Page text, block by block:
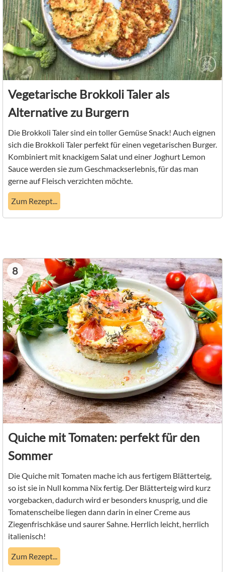
Vegetarische Brokkoli Taler als
Alternative zu Burgern
Die Brokkoli Taler sind ein toller Gemüse Snack! Auch eignen
sich die Brokkoli Taler perfekt für einen vegetarischen Burger.
Kombiniert mit knackigem Salat und einer Joghurt Lemon
Sauce werden sie zum Geschmackserlebnis, für das man
gerne auf Fleisch verzichten möchte.
Zum Rezept...
8
Quiche mit Tomaten: perfekt für den
Sommer
Die Quiche mit Tomaten mache ich aus fertigem Blätterteig,
so ist sie in Null komma Nix fertig. Der Blätterteig wird kurz
vorgebacken, dadurch wird er besonders knusprig, und die
Tomatenscheibe liegen dann darin in einer Creme aus
Ziegenfrischkäse und saurer Sahne. Herrlich leicht, herrlich
italienisch!
Zum Rezept...